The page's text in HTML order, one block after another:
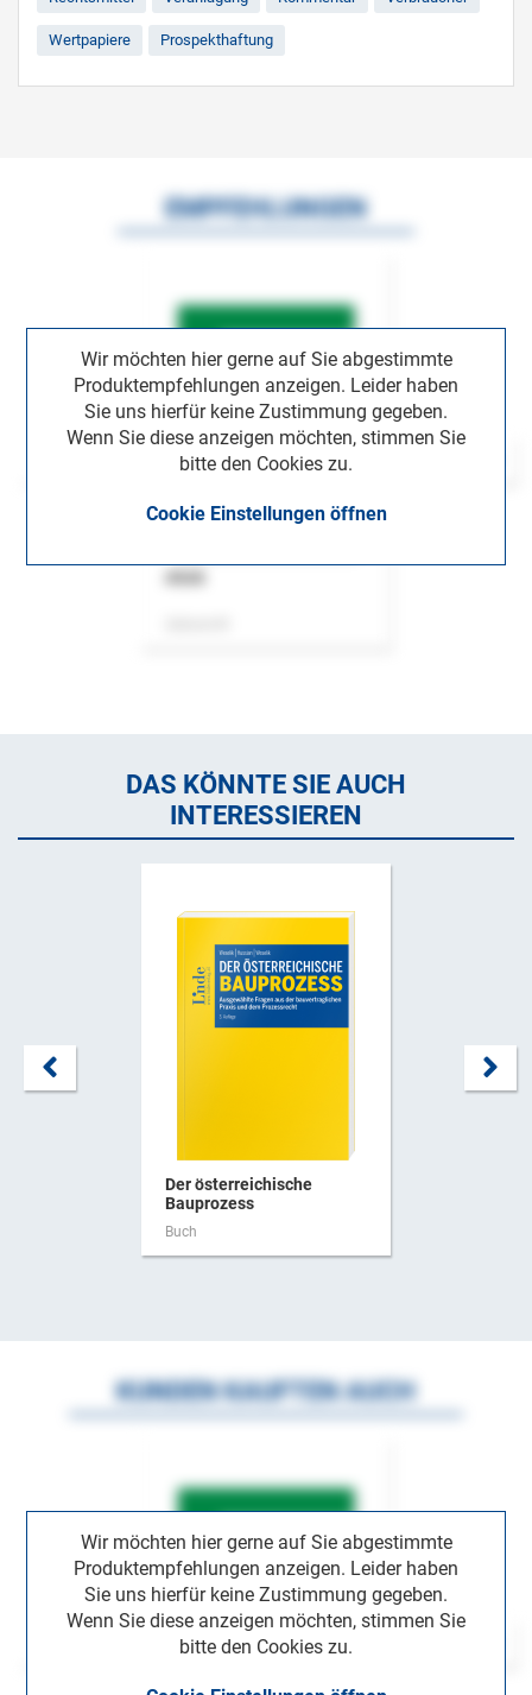
Wertpapiere Prospekthaftung
Wir möchten hier gerne auf Sie abgestimmte
Produktempfehlungen anzeigen. Leider haben
Sie uns hierfür keine Zustimmung gegeben.
Wenn Sie diese anzeigen möchten, stimmen Sie
bitte den Cookies zu.
Cookie Einstellungen öffnen
EMPFEHLUNGEN
DAS KÖNNTE SIE AUCH
INTERESSIEREN
Der österreichische
Bauprozess
Buch
Wir möchten hier gerne auf Sie abgestimmte
Produktempfehlungen anzeigen. Leider haben
Sie uns hierfür keine Zustimmung gegeben.
Wenn Sie diese anzeigen möchten, stimmen Sie
bitte den Cookies zu.
KUNDEN KAUFTEN AUCH